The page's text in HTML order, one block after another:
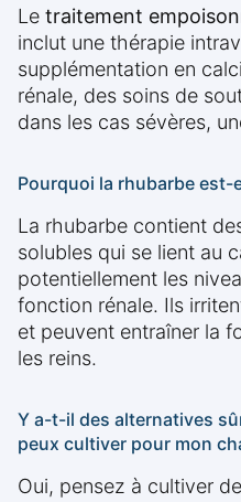
Le traitement
inclut une thérapie
supplémentation en
rénale, des soins de
dans les cas sévères,
Pourquoi la rhubarbe est-
La rhubarbe contient
solubles qui se lient au
potentiellement les
fonction rénale. Ils
et peuvent entraîner la
les reins.
Y a-t-il des alternatives
peux cultiver pour mon
Oui, pensez à cultiver